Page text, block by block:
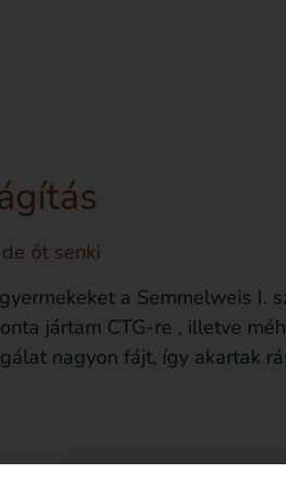
őt senki
a Semmelweis I.
jártam CTG-re , illetve
nagyon fájt, így akartak